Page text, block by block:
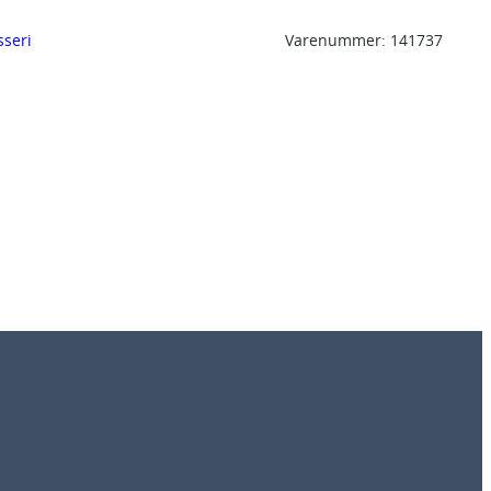
Varenummer: 141737